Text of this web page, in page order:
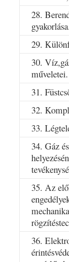
28.
29.
30.
műveletei.
31.
32.
33.
34. Gáz
35. Az
36.